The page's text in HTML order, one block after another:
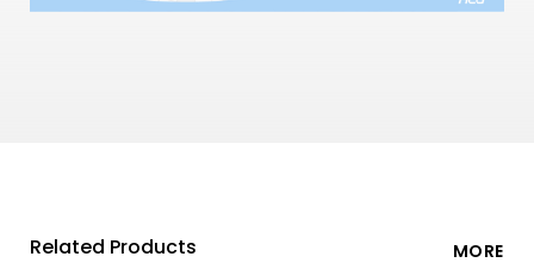
Related Products MORE